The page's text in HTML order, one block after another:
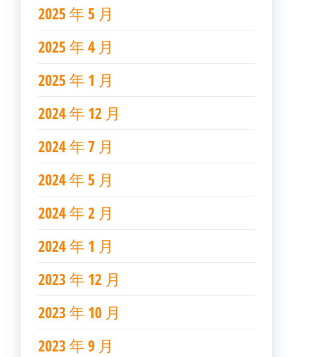
2025 年 5 月
2025 年 4 月
2025 年 1 月
2024 年 12 月
2024 年 7 月
2024 年 5 月
2024 年 2 月
2024 年 1 月
2023 年 12 月
2023 年 10 月
2023 年 9 月